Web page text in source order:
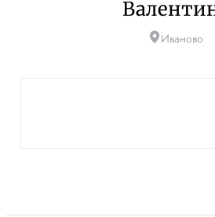
Иваново